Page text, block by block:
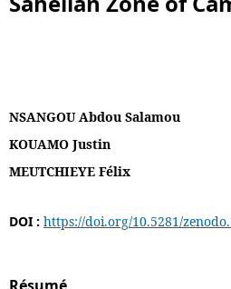
NSANGOU Abdou Salamou
KOUAMO Justin
MEUTCHIEYE Félix
DOI : https://doi.org/10.5281/